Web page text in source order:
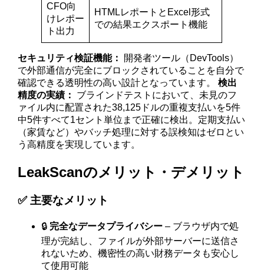
CFO向
けレポー
ト出力
HTMLレポートとExcel形式
での結果エクスポート機能
セキュリティ検証機能：
開発者ツール（DevTools）
で外部通信が完全にブロックされていることを自分で
確認できる透明性の高い設計となっています。検出
精度の実績：
ブラインドテストにおいて、未見のフ
ァイル内に配置された38,125ドルの重複支払いを5件
中5件すべて1セント単位まで正確に検出。定期支払い
（家賃など）やバッチ処理に対する誤検知はゼロとい
う高精度を実現しています。
LeakScanのメリット・デメリット
✅ 主要なメリット
🔒 完全なデータプライバシー – ブラウザ内で処
理が完結し、ファイルが外部サーバーに送信さ
れないため、機密性の高い財務データも安心し
て使用可能